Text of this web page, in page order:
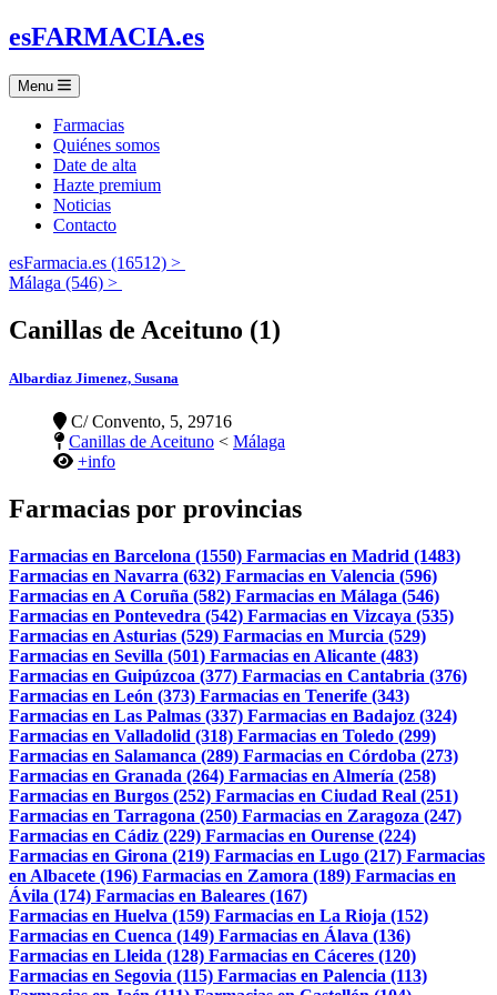
esFARMACIA.es
Menu
Farmacias
Quiénes somos
Date de alta
Hazte premium
Noticias
Contacto
esFarmacia.es (16512) >
Málaga (546) >
Canillas de Aceituno (1)
Albardiaz Jimenez, Susana
C/ Convento, 5, 29716
Canillas de Aceituno < Málaga
+info
Farmacias por provincias
Farmacias en Barcelona (1550) Farmacias en Madrid (1483)
Farmacias en Navarra (632) Farmacias en Valencia (596)
Farmacias en A Coruña (582) Farmacias en Málaga (546)
Farmacias en Pontevedra (542) Farmacias en Vizcaya (535)
Farmacias en Asturias (529) Farmacias en Murcia (529)
Farmacias en Sevilla (501) Farmacias en Alicante (483)
Farmacias en Guipúzcoa (377) Farmacias en Cantabria (376)
Farmacias en León (373) Farmacias en Tenerife (343)
Farmacias en Las Palmas (337) Farmacias en Badajoz (324)
Farmacias en Valladolid (318) Farmacias en Toledo (299)
Farmacias en Salamanca (289) Farmacias en Córdoba (273)
Farmacias en Granada (264) Farmacias en Almería (258)
Farmacias en Burgos (252) Farmacias en Ciudad Real (251)
Farmacias en Tarragona (250) Farmacias en Zaragoza (247)
Farmacias en Cádiz (229) Farmacias en Ourense (224)
Farmacias en Girona (219) Farmacias en Lugo (217) Farmacias
en Albacete (196) Farmacias en Zamora (189) Farmacias en
Ávila (174) Farmacias en Baleares (167)
Farmacias en Huelva (159) Farmacias en La Rioja (152)
Farmacias en Cuenca (149) Farmacias en Álava (136)
Farmacias en Lleida (128) Farmacias en Cáceres (120)
Farmacias en Segovia (115) Farmacias en Palencia (113)